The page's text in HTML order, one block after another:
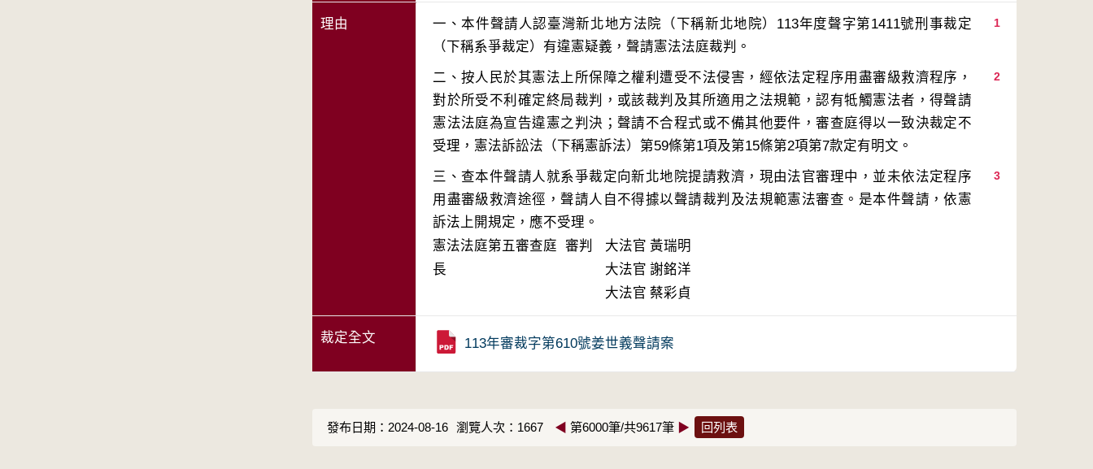
理由 1
一、本件聲請人認臺灣新北地方法院（下稱新北地院）113年度聲字第1411號刑事裁定
2
二、按人民於其憲法上所保障之權利遭受不法侵害，經依法定程序用盡審級救濟程序，
對於所受不利確定終局裁判，或該裁判及其所適用之法規範，認有牴觸憲法者，得聲請
憲法法庭為宣告違憲之判決；聲請不合程式或不備其他要件，審查庭得以一致決裁定不
3
三、查本件聲請人就系爭裁定向新北地院提請救濟，現由法官審理中，並未依法定程序
用盡審級救濟途徑，聲請人自不得據以聲請裁判及法規範憲法審查。是本件聲請，依憲
訴法上開規定，應不受理。
憲法法庭第五審查庭 審判
長
大法官 黃瑞明
大法官 謝銘洋
大法官 蔡彩貞
裁定全文 113年審裁字第610號姜世義聲請案
發布日期：2024-08-16 瀏覽人次：1667 ◀ 第6000筆/共9617筆 ▶ 回列表